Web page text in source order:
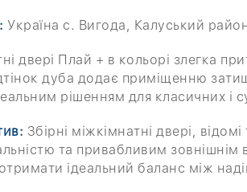
Україна c. Вигода, Калуський
двері Плай + в кольорі злегка
дуба додає приміщенню
рішенням для класичних і
Збірні міжкімнатні двері,
та привабливим
ідеальний баланс між